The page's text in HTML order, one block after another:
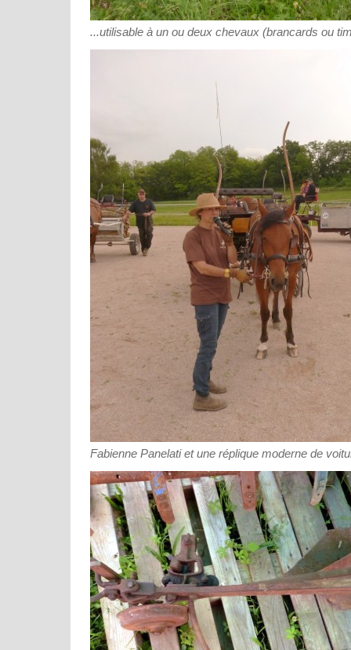
...utilisable à un ou deux chevaux (brancards ou
Fabienne Panelati et une réplique moderne de